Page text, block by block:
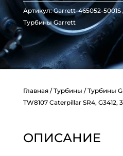
Артикул:Garrett-465052-5001S
Турбины Garrett
Главная/Турбины /Турбины
TW8107 Caterpillar SR4, G3412,
ОПИСАНИЕ